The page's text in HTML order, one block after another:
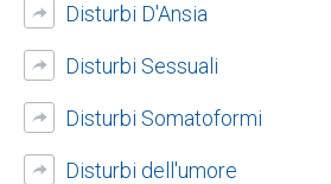
Disturbi D'Ansia
Disturbi Sessuali
Disturbi Somatoformi
Disturbi dell'umore